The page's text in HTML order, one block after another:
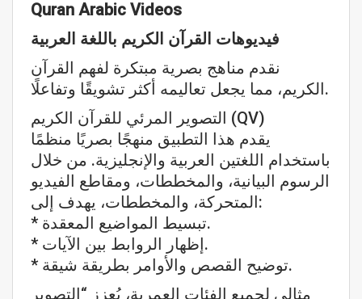
Quran Arabic Videos
فيديوهات القرآن الكريم باللغة العربية
نقدم مناهج بصرية مبتكرة لفهم القرآن
الكريم، مما يجعل تعاليمه أكثر تشويقًا وتفاعلًا.
التصوير المرئي للقرآن الكريم (QV)
يقدم هذا التطبيق منهجًا بصريًا منظمًا
باستخدام اللغتين العربية والإنجليزية. من خلال
الرسوم البيانية، والمخططات، ومقاطع الفيديو
المتحركة، والمخططات، يهدف إلى:
* تبسيط المواضيع المعقدة.
* إظهار الروابط بين الآيات.
* توضيح القصص والأوامر بطريقة شيقة.
مثالي لجميع الفئات العمرية، يُعزز “التصوير